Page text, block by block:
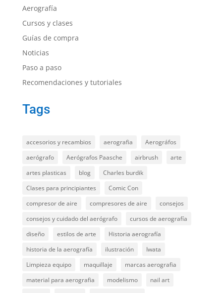
Aerografía
Cursos y clases
Guías de compra
Noticias
Paso a paso
Recomendaciones y tutoriales
Tags
accesorios y recambios aerografia
Aerográfos
aerógrafo
Aerógrafos Paasche airbrush
arte
artes plasticas
blog
Charles burdik
Clases para principiantes
Comic Con
compresor de aire
compresores de aire
consejos
consejos y cuidado del aerógrafo
cursos de aerografía
diseño
estilos de arte
Historia aerografía
historia de la aerografía
ilustración
Iwata
Limpieza equipo
maquillaje
marcas aerografia
material para aerografia
modelismo
nail art